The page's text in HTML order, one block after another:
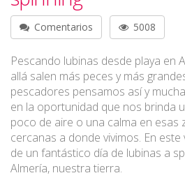
Comentarios 5008
Pescando lubinas desde playa en
allá salen más peces y más
pescadores pensamos así y
en la oportunidad que nos brinda
poco de aire o una calma en esas
cercanas a donde vivimos. En
de un fantástico día de lubinas a
Almería, nuestra tierra.